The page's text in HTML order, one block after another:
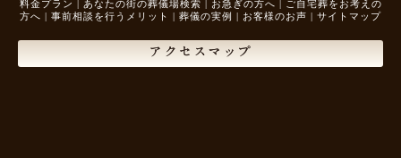
料金プラン | あなたの街の葬儀場検索 | お急ぎの方へ | ご自宅葬をお考えの
方へ | 事前相談を行うメリット | 葬儀の実例 | お客様のお声 | サイトマップ
アクセスマップ